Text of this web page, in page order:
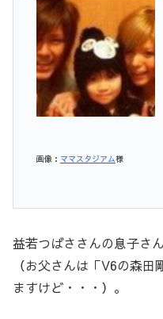
画像： ママスタジアム様
益若つばささんの息子さ
（お父さんは「V6の森
ますけど・・・）。